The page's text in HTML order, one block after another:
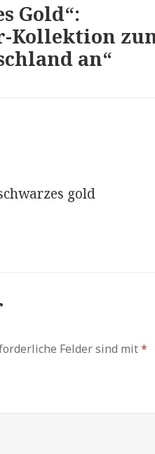
Gold“:
Kollektion
an“
gold
Felder sind mit*